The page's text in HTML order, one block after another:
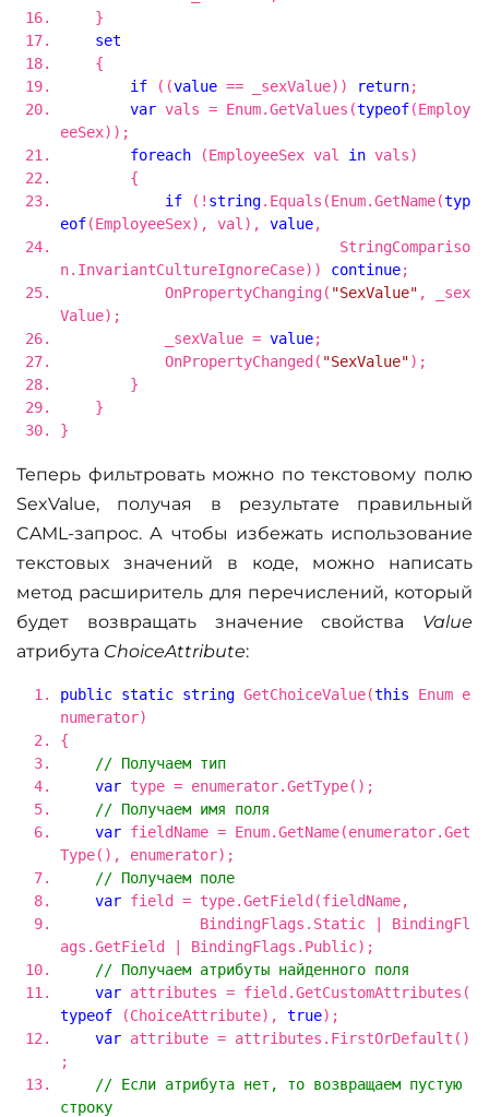
}
set
{
if ((value == _sexValue)) return;
var vals = Enum.GetValues(typeof(Employ
eeSex));
foreach (EmployeeSex val in vals)
{
if (! string.Equals(Enum.GetName(typ
eof(EmployeeSex), val), value,
StringCompariso
n.InvariantCultureIgnoreCase)) continue;
OnPropertyChanging( "SexValue" , _sex
Value);
_sexValue = value;
OnPropertyChanged( "SexValue");
}
}
}
Теперь фильтровать можно по текстовому полю
SexValue, получая в результате правильный
CAML-запрос. А чтобы избежать использование
текстовых значений в коде, можно написать
метод расширитель для перечислений, который
будет возвращать значение свойства Value
атрибута ChoiceAttribute:
public static string GetChoiceValue(this Enum e
numerator)
{
// Получаем тип
var type = enumerator.GetType();
// Получаем имя поля
var fieldName = Enum.GetName(enumerator.Get
Type(), enumerator);
// Получаем поле
var field = type.GetField(fieldName,
BindingFlags.Static | BindingFl
ags.GetField | BindingFlags.Public);
// Получаем атрибуты найденного поля
var attributes = field.GetCustomAttributes(
typeof (ChoiceAttribute), true);
var attribute = attributes.FirstOrDefault()
;
// Если атрибута нет, то возвращаем пустую
строку